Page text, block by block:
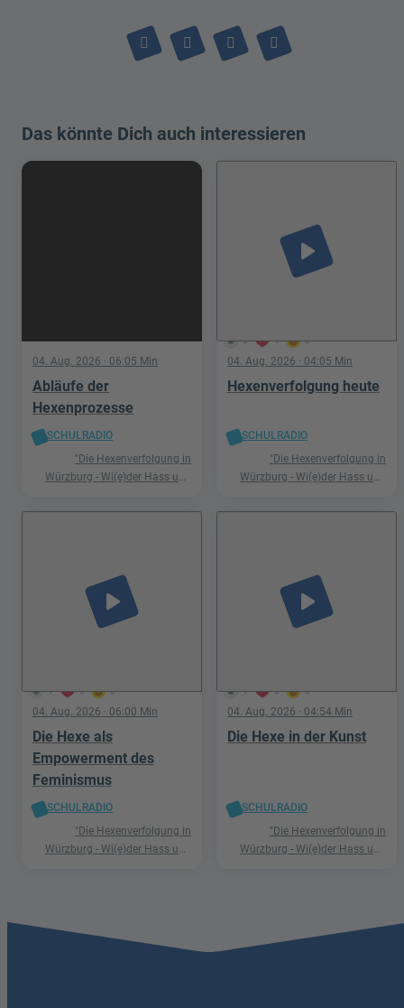
Das könnte Dich auch interessieren
04. Aug. 2026 · 06:05 Min
Abläufe der
Hexenprozesse
SCHULRADIO
"Die Hexenverfolgung in
Würzburg - Wi(e)der Hass und
5 1 0
play_arrow
04. Aug. 2026 · 04:05 Min
Hexenverfolgung heute
SCHULRADIO
"Die Hexenverfolgung in
Würzburg - Wi(e)der Hass und
1 0 0
play_arrow
04. Aug. 2026 · 06:00 Min
Die Hexe als
Empowerment des
Feminismus
SCHULRADIO
"Die Hexenverfolgung in
Würzburg - Wi(e)der Hass und
1 0 0
play_arrow
04. Aug. 2026 · 04:54 Min
Die Hexe in der Kunst
SCHULRADIO
"Die Hexenverfolgung in
Würzburg - Wi(e)der Hass und